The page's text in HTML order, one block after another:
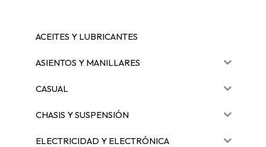
ACEITES Y LUBRICANTES
ASIENTOS Y MANILLARES
CASUAL
CHASIS Y SUSPENSIÓN
ELECTRICIDAD Y ELECTRÓNICA